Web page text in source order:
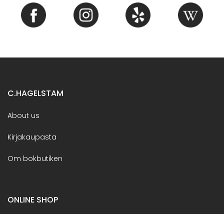
C.HAGELSTAM
About us
Kirjakaupasta
Om bokbutiken
ONLINE SHOP